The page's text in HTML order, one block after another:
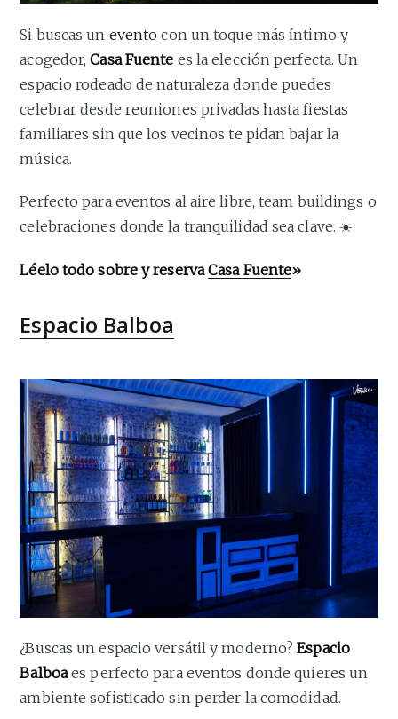
Si buscas un evento con un toque más íntimo y
acogedor,Casa Fuente es la elección perfecta. Un
espacio rodeado de naturaleza donde puedes
celebrar desde reuniones privadas hasta fiestas
familiares sin que los vecinos te pidan bajar la
música.
Perfecto para eventos al aire libre, team buildings o
celebraciones donde la tranquilidad sea clave. ☀️
Léelo todo sobre y reservaCasa Fuente»
Espacio Balboa
¿Buscas un espacio versátil y moderno?Espacio
Balboaes perfecto para eventos donde quieres un
ambiente sofisticado sin perder la comodidad.